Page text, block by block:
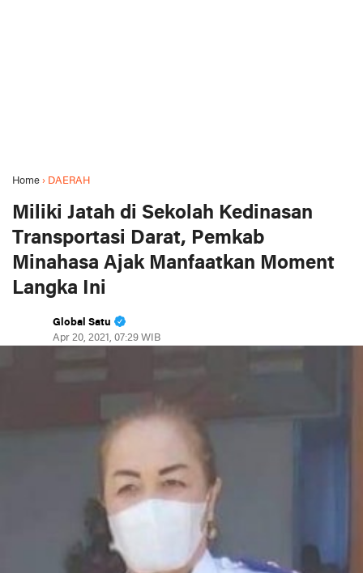
Home › DAERAH
Miliki Jatah di Sekolah Kedinasan
Transportasi Darat, Pemkab
Minahasa Ajak Manfaatkan Moment
Langka Ini
Global Satu
Apr 20, 2021, 07:29 WIB